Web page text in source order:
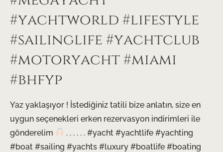
#yachtworld #lifestyle
#sailinglife #yachtclub
#motoryacht #miami
#bhfyp
Yaz yaklaşıyor ! İstediğiniz tatili bize anlatın, size en
uygun seçenekleri erken rezervasyon indirimleri ile
gönderelim
. . . . . . #yacht #yachtlife #yachting
#boat #sailing #yachts #luxury #boatlife #boating